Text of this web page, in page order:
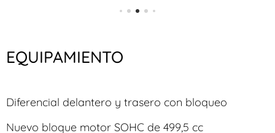
EQUIPAMIENTO
Diferencial delantero y trasero con bloqueo
Nuevo bloque motor SOHC de 499,5 cc